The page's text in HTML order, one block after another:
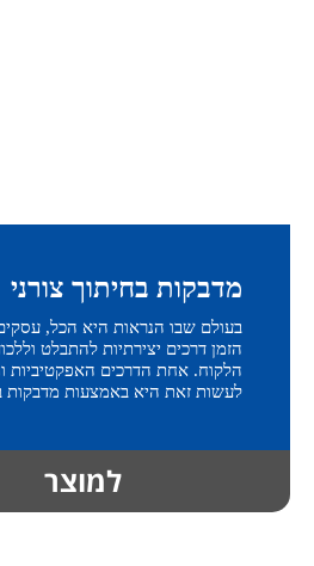
מדבקות בחיתוך צורני
בעולם שבו הנראות היא הכל,
הזמן דרכים יצירתיות להתבלט
הלקוח. אחת הדרכים האפקטיביות
לעשות זאת היא באמצעות מדבקות
למוצר